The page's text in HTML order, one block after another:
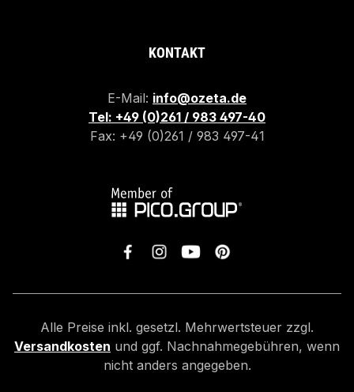
KONTAKT
E-Mail: info@ozeta.de
Tel: +49 (0)261 / 983 497-40
Fax: +49 (0)261 / 983 497-41
Alle Preise inkl. gesetzl. Mehrwertsteuer zzgl.
Versandkosten und ggf. Nachnahmegebühren, wenn
nicht anders angegeben.